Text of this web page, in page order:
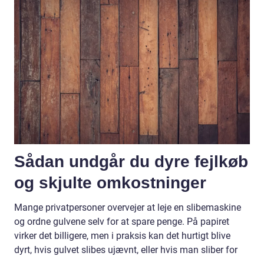
Sådan undgår du dyre fejlkøb
og skjulte omkostninger
Mange privatpersoner overvejer at leje en slibemaskine
og ordne gulvene selv for at spare penge. På papiret
virker det billigere, men i praksis kan det hurtigt blive
dyrt, hvis gulvet slibes ujævnt, eller hvis man sliber for